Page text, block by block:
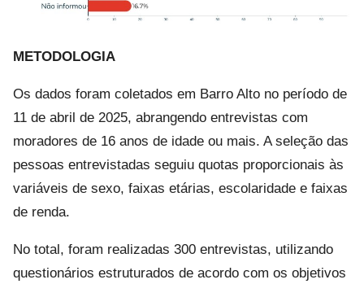
METODOLOGIA
Os dados foram coletados em Barro Alto no período de
11 de abril de 2025, abrangendo entrevistas com
moradores de 16 anos de idade ou mais. A seleção das
pessoas entrevistadas seguiu quotas proporcionais às
variáveis de sexo, faixas etárias, escolaridade e faixas
de renda.
No total, foram realizadas 300 entrevistas, utilizando
questionários estruturados de acordo com os objetivos